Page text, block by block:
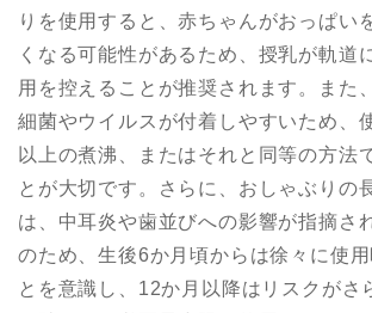
りを使用すると、赤ちゃんがおっぱい
くなる可能性があるため、授乳が軌道
用を控えることが推奨されます。また
細菌やウイルスが付着しやすいため、
以上の煮沸、またはそれと同等の方法
とが大切です。さらに、おしゃぶりの
は、中耳炎や歯並びへの影響が指摘さ
のため、生後6か月頃からは徐々に使
とを意識し、12か月以降はリスクがさ